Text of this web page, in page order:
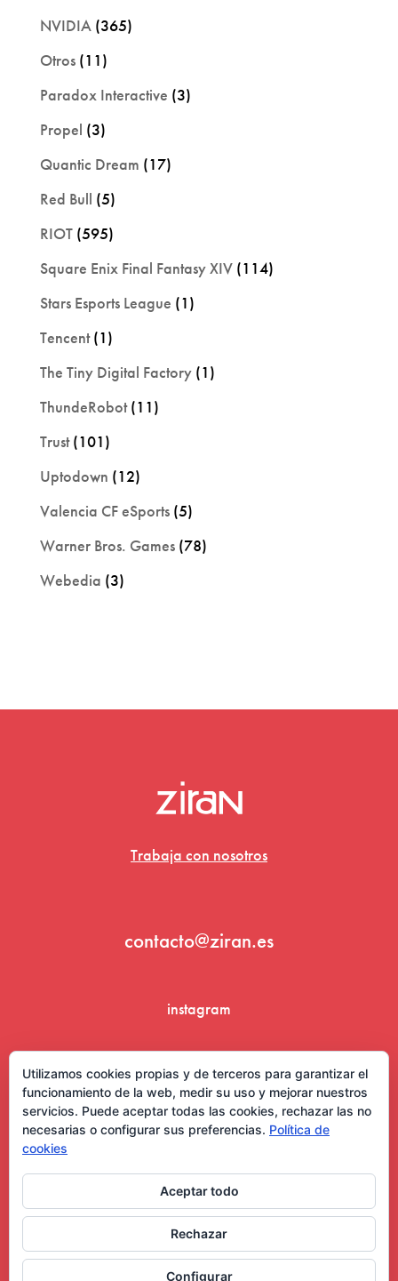
NVIDIA (365)
Otros(11)
Paradox Interactive (3)
Propel (3)
Quantic Dream (17)
Red Bull (5)
RIOT(595)
Square Enix Final Fantasy XIV(114)
Stars Esports League (1)
Tencent(1)
The Tiny Digital Factory(1)
ThundeRobot(11)
Trust(101)
Uptodown (12)
Valencia CF eSports(5)
Warner Bros. Games(78)
Webedia (3)
Trabaja con nosotros
contacto@ziran.es
instagram
Aviso Legal y Condiciones de Uso
Utilizamos cookies propias y de terceros para garantizar el
funcionamiento de la web, medir su uso y mejorar nuestros
servicios. Puede aceptar todas las cookies, rechazar las no
necesarias o configurar sus preferencias. Política de
cookies
Aceptar todo
Rechazar
Configurar